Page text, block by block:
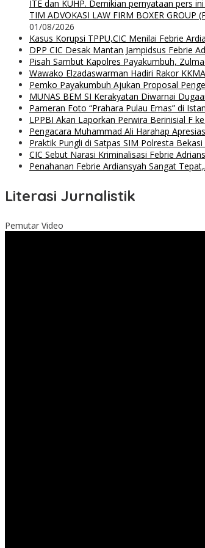
ITE dan KUHP. Demikian pernyataan pers
TIM ADVOKASI LAW FIRM BOXER
01/08/2026
Kasus Korupsi TPPU,CIC Menilai Febrie
DPP CIC Desak Mantan Jampidsus Febrie
Pisah Sambut Kapolres Payakumbuh,
Wawako Elzadaswarman Hadiri Rakor
Pemko Payakumbuh Ajukan Proposal
MUNAS BEM SI Kerakyatan Diwarnai
Pameran Foto “Prahara Pulau Emas” di
LPPBI Akan Laporkan Perwira Berinisial F
Pengacara Muhammad Ali Harahap
Praktik Pungli di Satpas SIM Polresta
CIC Sebut Narasi Kriminalisasi Febrie
Penahanan Febrie Ardiansyah Sangat
Literasi Jurnalistik
Pemutar Video